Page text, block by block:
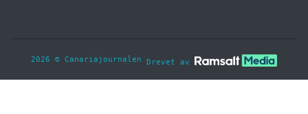
2026 © Canariajournalen Drevet av